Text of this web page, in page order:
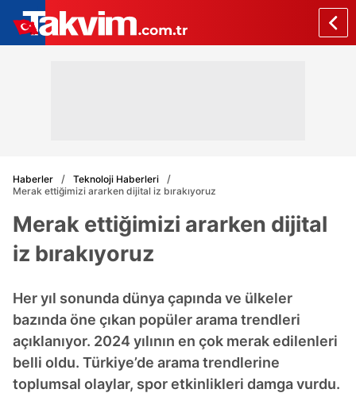
Haberler
Teknoloji Haberleri
Merak ettiğimizi ararken dijital iz bırakıyoruz
Merak ettiğimizi ararken dijital
iz bırakıyoruz
Her yıl sonunda dünya çapında ve ülkeler
bazında öne çıkan popüler arama trendleri
açıklanıyor. 2024 yılının en çok merak edilenleri
belli oldu. Türkiye’de arama trendlerine
toplumsal olaylar, spor etkinlikleri damga vurdu.